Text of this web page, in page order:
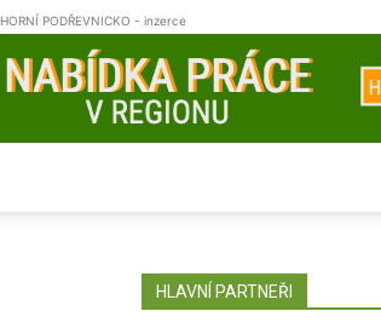
HORNÍ PODŘEVNICKO - inzerce
HLAVNÍ PARTNEŘI